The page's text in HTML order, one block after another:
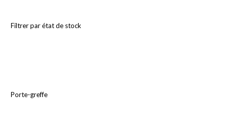
Filtrer par état de stock
Porte-greffe